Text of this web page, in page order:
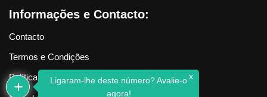
Informações e Contacto:
Contacto
Termos e Condições
Política de PrivacidadeLigaram-lhe deste número? Avalie-o
agora!
x